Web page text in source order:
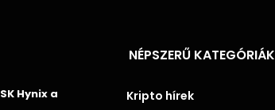
Hynix a
NÉPSZERŰ KATEGÓRIÁK
Kripto hírek